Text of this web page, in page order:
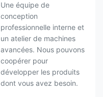
Une équipe de
conception
professionnelle interne et
un atelier de machines
avancées. Nous pouvons
coopérer pour
développer les produits
dont vous avez besoin.